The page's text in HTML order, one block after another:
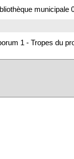
municipale
1 - Tropes du